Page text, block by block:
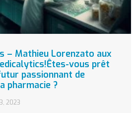
– Mathieu Lorenzato aux
vous prêt
passionnant de
pharmacie ?
2023